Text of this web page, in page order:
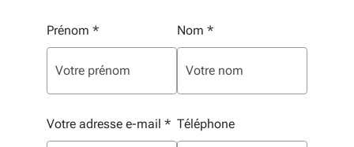
Vos informations personnelles
Prénom * Nom *
Votre adresse e-mail * Téléphone